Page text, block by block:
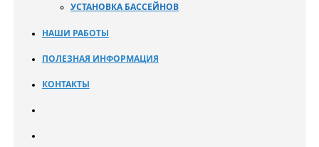
УСТАНОВКА БАССЕЙНОВ
НАШИ РАБОТЫ
ПОЛЕЗНАЯ ИНФОРМАЦИЯ
КОНТАКТЫ